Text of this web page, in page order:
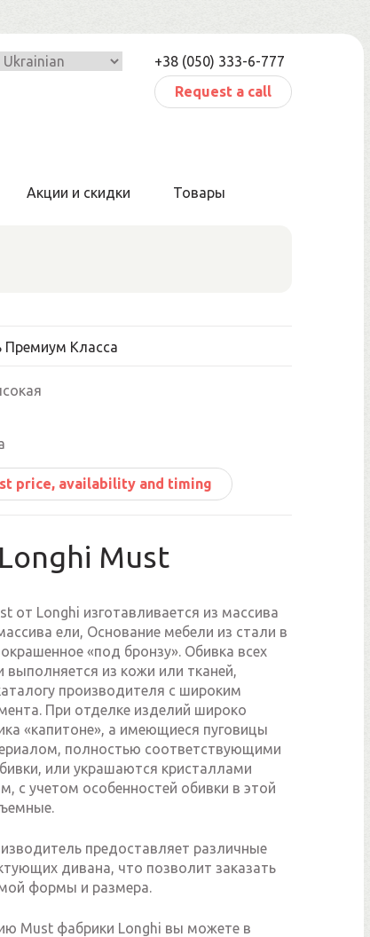
+38 (050) 333-6-777
Request a call
Акции и скидки Товары
Премиум Класса
price, availability and timing
Longhi Must
от Longhi изготавливается из массива
ели, Основание мебели из стали в
«под бронзу». Обивка всех
выполняется из кожи или тканей,
производителя с широким
При отделке изделий широко
«капитоне», а имеющиеся пуговицы
полностью соответствующими
или украшаются кристаллами
с учетом особенностей обивки в этой
предоставляет различные
дивана, что позволит заказать
формы и размера.
Must фабрики Longhi вы можете в